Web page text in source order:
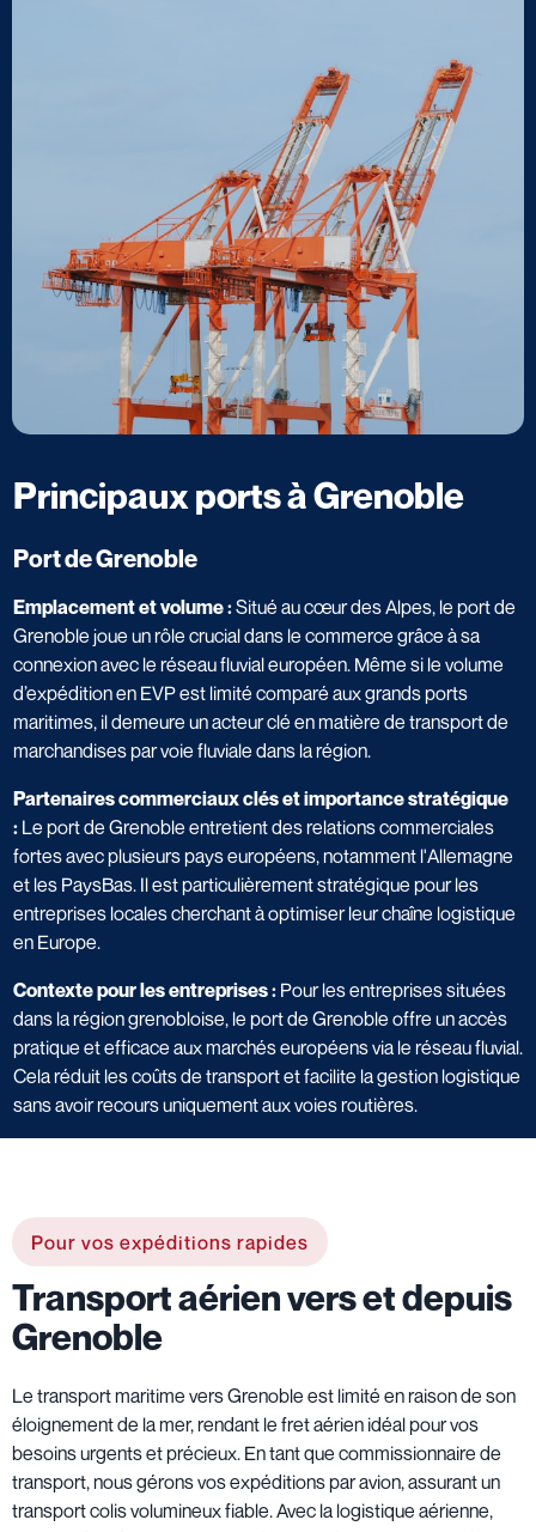
Principaux ports à Grenoble
Port de Grenoble
Emplacement et volume :Situé au cœur des Alpes, le port de
Grenoble joue un rôle crucial dans le commerce grâce à sa
connexion avec le réseau fluvial européen. Même si le volume
d’expédition en EVP est limité comparé aux grands ports
maritimes, il demeure un acteur clé en matière de transport de
marchandises par voie fluviale dans la région.
Partenaires commerciaux clés et importance stratégique
: Le port de Grenoble entretient des relations commerciales
fortes avec plusieurs pays européens, notamment l'Allemagne
et les PaysBas. Il est particulièrement stratégique pour les
entreprises locales cherchant à optimiser leur chaîne logistique
en Europe.
Contexte pour les entreprises : Pour les entreprises situées
dans la région grenobloise, le port de Grenoble offre un accès
pratique et efficace aux marchés européens via le réseau fluvial.
Cela réduit les coûts de transport et facilite la gestion logistique
sans avoir recours uniquement aux voies routières.
Pour vos expéditions rapides
Transport aérien vers et depuis
Grenoble
Le transport maritime vers Grenoble est limité en raison de son
éloignement de la mer, rendant le fret aérien idéal pour vos
besoins urgents et précieux. En tant que commissionnaire de
transport, nous gérons vos expéditions par avion, assurant un
transport colis volumineux fiable. Avec la logistique aérienne,